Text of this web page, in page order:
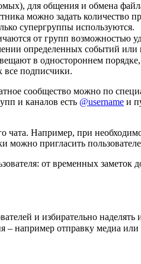
для общения и обмена
можно задать
супергруппы используются.
от групп возможностью
определенных событий
в одностороннем
все подписчики.
сообщество можно по
и каналов есть @username и
Например, при
пригласить
от временных
и избирательно
– например отправку медиа